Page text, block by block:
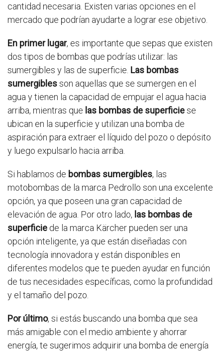
cantidad necesaria. Existen varias opciones en el
mercado que podrían ayudarte a lograr ese objetivo.
En primer lugar, es importante que sepas que existen
dos tipos de bombas que podrías utilizar: las
sumergibles y las de superficie. Las bombas
sumergiblesson aquellas que se sumergen en el
agua y tienen la capacidad de empujar el agua hacia
arriba, mientras que las bombas de superficiese
ubican en la superficie y utilizan una bomba de
aspiración para extraer el líquido del pozo o depósito
y luego expulsarlo hacia arriba.
Si hablamos de bombas sumergibles, las
motobombas de la marca Pedrollo son una excelente
opción, ya que poseen una gran capacidad de
elevación de agua. Por otro lado, las bombas de
superficie de la marca Kärcher pueden ser una
opción inteligente, ya que están diseñadas con
tecnología innovadora y están disponibles en
diferentes modelos que te pueden ayudar en función
de tus necesidades específicas, como la profundidad
y el tamaño del pozo.
Por último, si estás buscando una bomba que sea
más amigable con el medio ambiente y ahorrar
energía, te sugerimos adquirir una bomba de energía